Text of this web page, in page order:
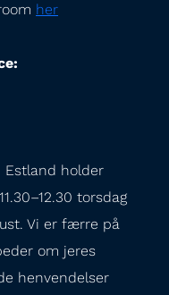
her
Estland holder
torsdag
Vi er færre på
om jeres
henvendelser